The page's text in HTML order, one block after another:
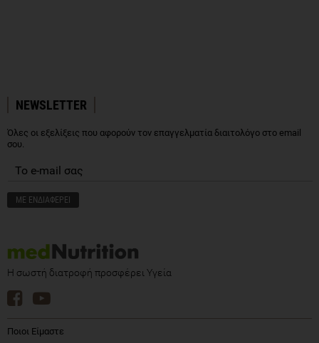
NEWSLETTER
Όλες οι εξελίξεις που αφορούν τον επαγγελματία διαιτολόγο στο email
σου.
Η σωστή διατροφή προσφέρει Υγεία
Ποιοι Είμαστε